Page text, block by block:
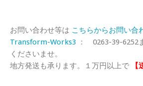
お問い合わせ等は こちらからお問い合
Transform-Works3 ： 0263-39-6252
くださいませ。
地方発送も承ります。１万円以上で
【